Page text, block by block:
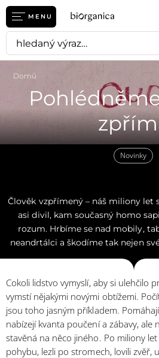
MENU
Domů
Novinky
Člověk vzpřímený – náš miliony let
asi divil, kam současný homo
rozum. Hrbíme se nad mobily,
neandrtálci a škodíme tak nejen
Cokoli lidstvo vymyslí, aby si ulehčilo
vymstí nějakými novými obtížemi.
jsou toho jasným příkladem.
nabízejí kvanta poučení a zábavy, ale
stavěná na něco jiného. Po miliony
pohybu, lezli po stromech, lovili zvěř,